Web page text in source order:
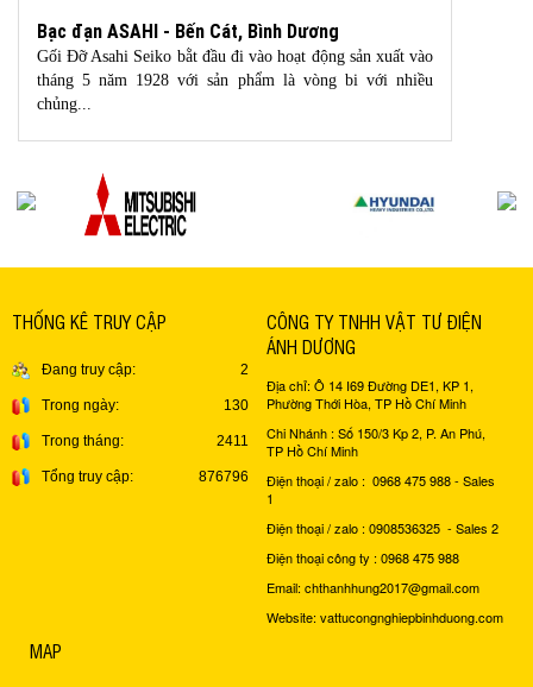
Bạc đạn ASAHI - Bến Cát, Bình Dương
Gối Đỡ Asahi Seiko bằt đầu đi vào hoạt động sản xuất vào
tháng 5 năm 1928 với sản phẩm là vòng bi với nhiều
chủng...
THỐNG KÊ TRUY CẬP
Đang truy cập: 2
Trong ngày: 130
Trong tháng: 2411
Tổng truy cập: 876796
CÔNG TY TNHH VẬT TƯ ĐIỆN
ÁNH DƯƠNG
Địa chỉ: Ô 14 I69 Đường DE1, KP 1,
Phường Thới Hòa, TP Hồ Chí Minh
Chi Nhánh : Số 150/3 Kp 2, P. An Phú,
TP Hồ Chí Minh
Điện thoại / zalo : 0968 475 988 - Sales
1
Điện thoại / zalo : 0908536325 - Sales 2
Điện thoại công ty : 0968 475 988
Email: chthanhhung2017@gmail.com
Website: vattucongnghiepbinhduong.com
MAP